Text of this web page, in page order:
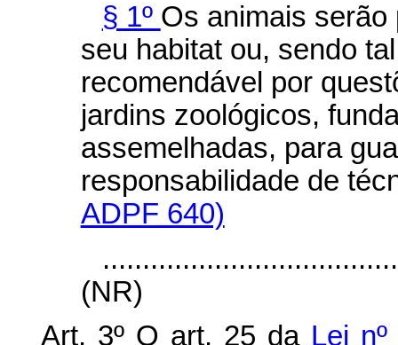
§ 1º Os animais serão
seu habitat ou, sendo
recomendável por
jardins zoológicos,
assemelhadas, para
responsabilidade de
ADPF 640)
(NR)
Art. 3º O art. 25 da Lei